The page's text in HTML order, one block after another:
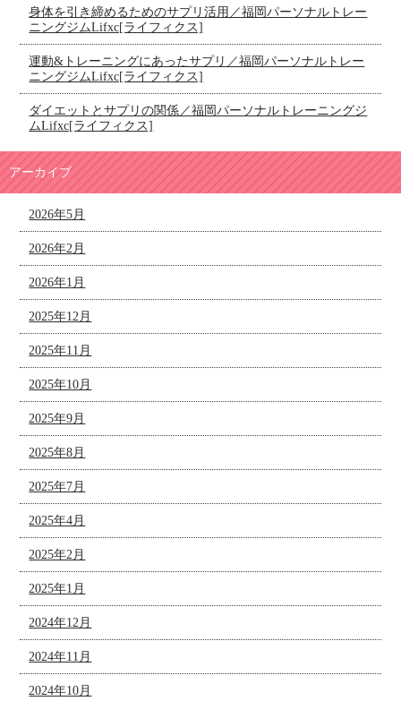
身体を引き締めるためのサプリ活用／福岡パーソナルトレー
ニングジムLifxc[ライフィクス]
運動&トレーニングにあったサプリ／福岡パーソナルトレー
ニングジムLifxc[ライフィクス]
ダイエットとサプリの関係／福岡パーソナルトレーニングジ
ムLifxc[ライフィクス]
アーカイブ
2026年5月
2026年2月
2026年1月
2025年12月
2025年11月
2025年10月
2025年9月
2025年8月
2025年7月
2025年4月
2025年2月
2025年1月
2024年12月
2024年11月
2024年10月